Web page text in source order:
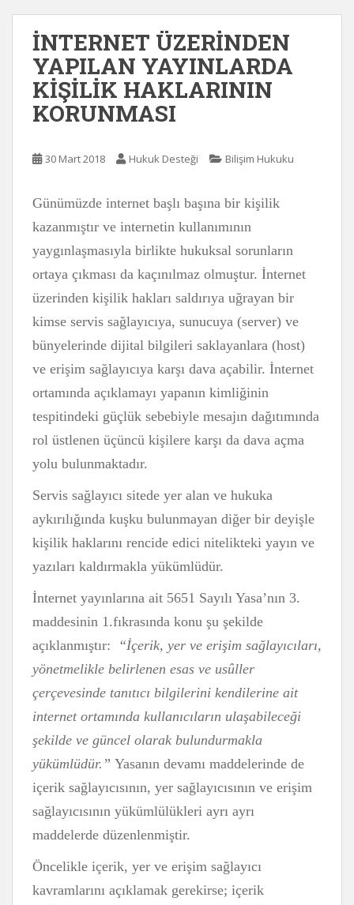
İNTERNET ÜZERİNDEN
YAPILAN YAYINLARDA
KİŞİLİK HAKLARININ
KORUNMASI
30 Mart 2018 Hukuk Desteği Bilişim Hukuku
Günümüzde internet başlı başına bir kişilik
kazanmıştır ve internetin kullanımının
yaygınlaşmasıyla birlikte hukuksal sorunların
ortaya çıkması da kaçınılmaz olmuştur. İnternet
üzerinden kişilik hakları saldırıya uğrayan bir
kimse servis sağlayıcıya, sunucuya (server) ve
bünyelerinde dijital bilgileri saklayanlara (host)
ve erişim sağlayıcıya karşı dava açabilir. İnternet
ortamında açıklamayı yapanın kimliğinin
tespitindeki güçlük sebebiyle mesajın dağıtımında
rol üstlenen üçüncü kişilere karşı da dava açma
yolu bulunmaktadır.
Servis sağlayıcı sitede yer alan ve hukuka
aykırılığında kuşku bulunmayan diğer bir deyişle
kişilik haklarını rencide edici nitelikteki yayın ve
yazıları kaldırmakla yükümlüdür.
İnternet yayınlarına ait 5651 Sayılı Yasa’nın 3.
maddesinin 1.fıkrasında konu şu şekilde
açıklanmıştır: “İçerik, yer ve erişim sağlayıcıları,
yönetmelikle belirlenen esas ve usûller
çerçevesinde tanıtıcı bilgilerini kendilerine ait
internet ortamında kullanıcıların ulaşabileceği
şekilde ve güncel olarak bulundurmakla
yükümlüdür.” Yasanın devamı maddelerinde de
içerik sağlayıcısının, yer sağlayıcısının ve erişim
sağlayıcısının yükümlülükleri ayrı ayrı
maddelerde düzenlenmiştir.
Öncelikle içerik, yer ve erişim sağlayıcı
kavramlarını açıklamak gerekirse; içerik